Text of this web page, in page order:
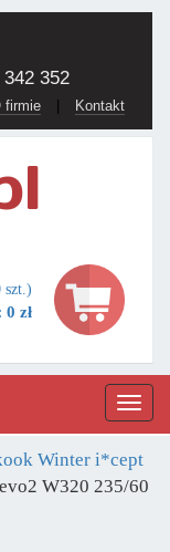
342 352
firmie | Kontakt
szt.)
0 zł
Winter i*cept
W320 235/60